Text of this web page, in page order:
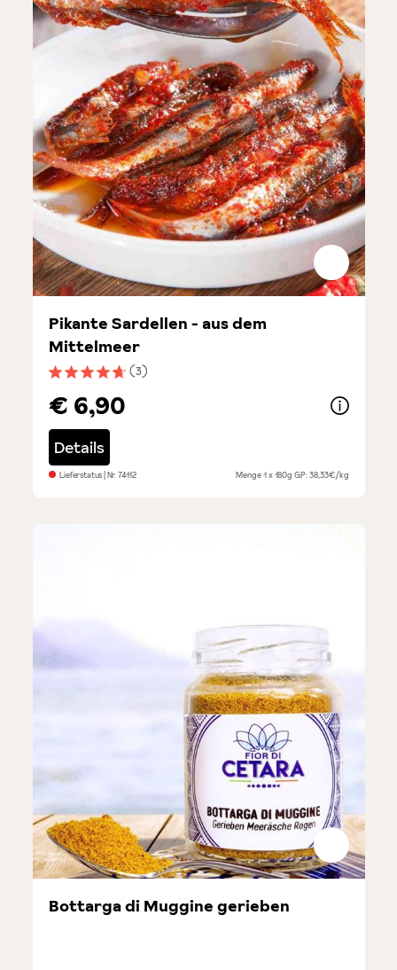
Durchschnittliche Bewertung von 4.6 von 5 Sternen
(3)
Pikante Sardellen - aus dem
Mittelmeer
€ 6,90
Details
Lieferstatus| Nr.74112 Menge1 x 180gGP: 38,33€/kg
Bottarga di Muggine gerieben